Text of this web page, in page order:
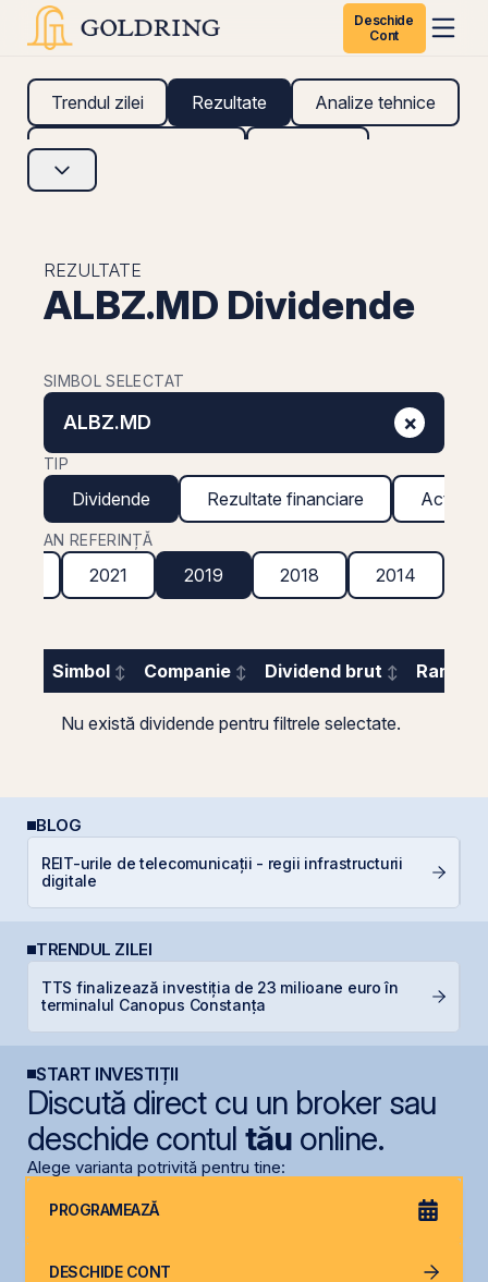
Deschide
Cont
Trendul zilei Rezultate Analize tehnice
Analize fundamentale
REZULTATE
ALBZ.MD Dividende
SIMBOL SELECTAT
ALBZ.MD ×
TIP
Dividende Rezultate financiare Acțiuni
AN REFERINȚĂ
2021 2019 2018 2014
Simbol Companie Dividend brut
Nu există dividende pentru filtrele selectate.
BLOG
REIT-urile de telecomunicații - regii infrastructurii
digitale
TRENDUL ZILEI
TTS finalizează investiția de 23 milioane euro în
terminalul Canopus Constanța
START INVESTIȚII
Discută direct cu un broker sau
deschide contul tăuonline.
Alege varianta potrivită pentru tine:
PROGRAMEAZĂ
DESCHIDE CONT